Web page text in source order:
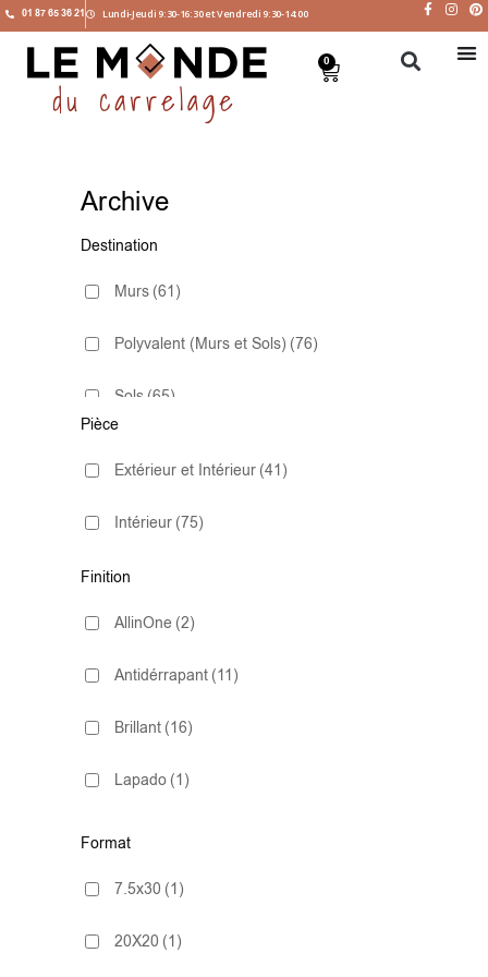
01 87 65 36 21 Lundi-Jeudi 9:30-16:30 et Vendredi 9:30-14:00
0
Archive
Destination
Murs (61)
Polyvalent (Murs et Sols) (76)
Sols (65)
Pièce
Extérieur et Intérieur (41)
Intérieur (75)
Finition
AllinOne (2)
Antidérrapant (11)
Brillant (16)
Lapado (1)
Mate
Natural (2)
Poli (Ultra-Brillant)
Format
7.5x30 (1)
20X20 (1)